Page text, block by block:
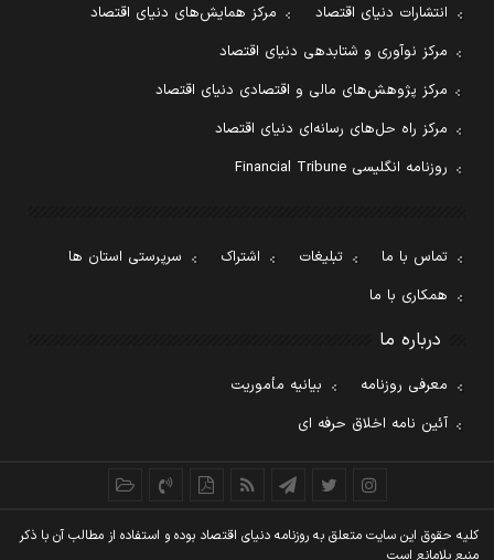
انتشارات دنیای اقتصاد
مرکز همایش‌های دنیای اقتصاد
مرکز نوآوری و شتابدهی دنیای اقتصاد
مرکز پژوهش‌های مالی و اقتصادی دنیای اقتصاد
مرکز راه حل‌های رسانه‌ای دنیای اقتصاد
روزنامه انگلیسی Financial Tribune
تماس با ما تبلیغات اشتراک
سرپرستی استان ها
همکاری با ما
درباره ما
معرفی روزنامه
بیانیه مأموریت
آئین نامه اخلاق حرفه ای
کليه حقوق اين سايت متعلق به روزنامه دنيای اقتصاد بوده و استفاده از مطالب آن با ذکر
منبع بلامانع است